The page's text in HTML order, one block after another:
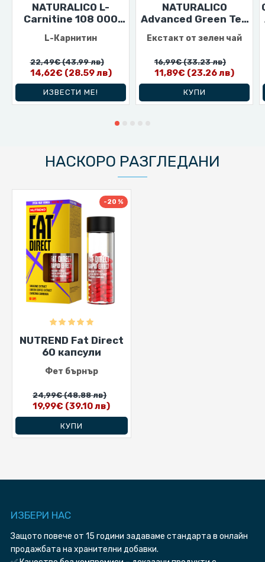
NATURALICO L-
Carnitine 108 000
L-Карнитин
14,62€ (28.59 лв)
22,49€(43.99 лв)
ИЗВЕСТИ МЕ!
NATURALICO
Advanced Green Tea
Екстакт от зелен чай
11,89€ (23.26 лв)
16,99€(33.23 лв)
КУПИ
НАСКОРО РАЗГЛЕДАНИ
-20 %
NUTREND Fat Direct
60 капсули
Фет бърнър
19,99€ (39.10 лв)
24,99€(48.88 лв)
КУПИ
ИЗБЕРИ HAC
Защото повече от 15 години задаваме стандарта в онлайн
продажбата на хранителни добавки.